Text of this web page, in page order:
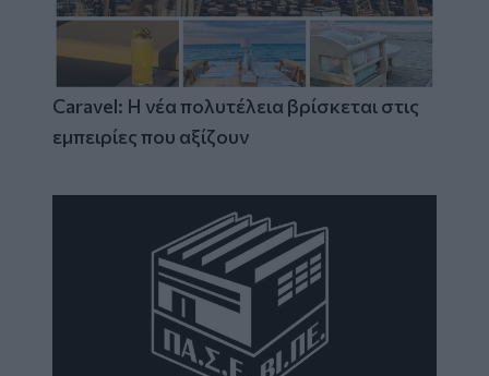
Caravel: Η νέα πολυτέλεια βρίσκεται στις
εμπειρίες που αξίζουν